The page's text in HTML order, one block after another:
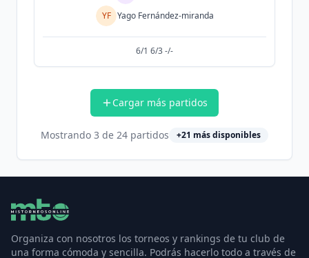
YF Yago Fernández-miranda
6/1 6/3 -/-
Cargar más partidos
Mostrando 3 de 24 partidos +21 más disponibles
Organiza con nosotros los torneos y rankings de tu club de
una forma cómoda y sencilla. Podrás hacerlo todo a través de